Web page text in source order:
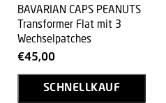
BAVARIAN CAPS PEANUTS
Transformer Flat mit 3
Wechselpatches
€45,00
SCHNELLKAUF